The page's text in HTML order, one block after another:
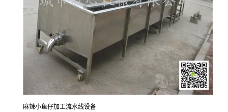
麻辣小鱼仔加工流水线设备